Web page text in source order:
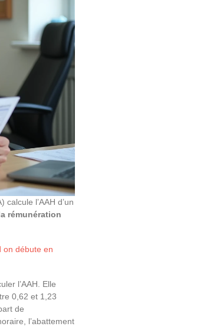
l’AAH d’un
rémunération
on débute en
l’AAH. Elle
0,62 et 1,23
de
l’abattement